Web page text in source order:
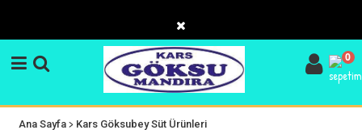
0
Ana Sayfa> Kars Göksubey Süt Ürünleri